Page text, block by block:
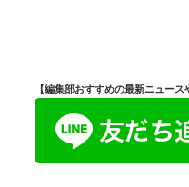
【編集部おすすめの最新ニュー